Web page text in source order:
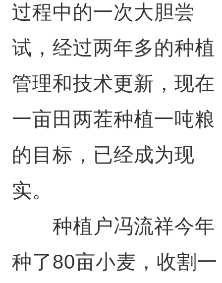
过程中的一次大胆尝
试，经过两年多的种植
管理和技术更新，现在
一亩田两茬种植一吨粮
的目标，已经成为现
实。
种植户冯流祥今年
种了80亩小麦，收割一